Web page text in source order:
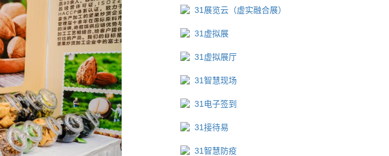
31展览云（虚实融合展）
31虚拟展
31虚拟展厅
31智慧现场
31电子签到
31接待易
31智慧防疫